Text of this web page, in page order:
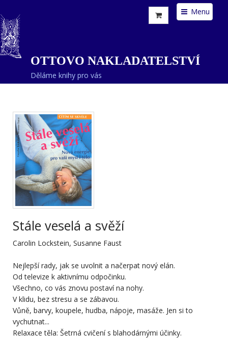
Menu
OTTOVO NAKLADATELSTVÍ
Děláme knihy pro vás
Stále veselá a svěží
Carolin Lockstein, Susanne Faust
Nejlepší rady, jak se uvolnit a načerpat nový elán.
Od televize k aktivnímu odpočinku.
Všechno, co vás znovu postaví na nohy.
V klidu, bez stresu a se zábavou.
Vůně, barvy, koupele, hudba, nápoje, masáže. Jen si to
vychutnat...
Relaxace těla: Šetrná cvičení s blahodárnými účinky.